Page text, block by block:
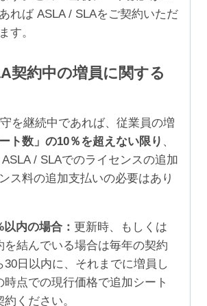
れば ASLA / SLAをご契約いただ
す。
契約中の増員に関する
を継続中であれば、従業員の増
ート数」の10％を超えない限り 、
/ SLAでのライセンスの追加
ス料の追加支払いの必要はあり
内の場合： 更新時、もしくは
を結んでいる場合は毎年の契約
30日以内に、それまでに増員し
時点での現行価格で追加シート
ください。